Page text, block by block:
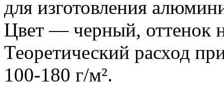
для изготовления
Цвет — черный, оттенок
Теоретический расход
100-180 г/м².